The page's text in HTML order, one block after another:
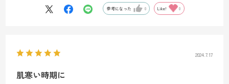
参考になった 0 Like! 0
2024.7.17
肌寒い時期に